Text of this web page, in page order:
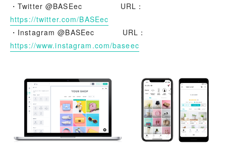
・Twitter @BASEec URL：
https://twitter.com/BASEec
・Instagram @BASEec URL：
https://www.instagram.com/baseec